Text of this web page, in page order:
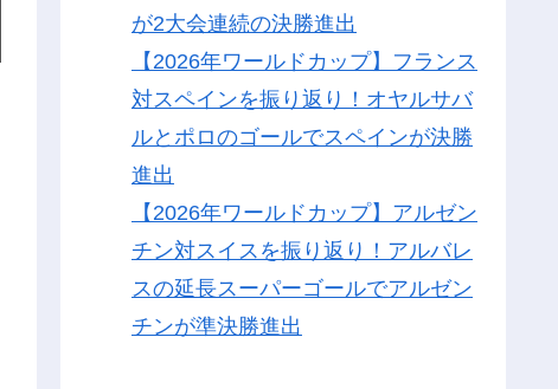
が2大会連続の決勝進出
【2026年ワールドカップ】フランス
対スペインを振り返り！オヤルサバ
ルとポロのゴールでスペインが決勝
進出
【2026年ワールドカップ】アルゼン
チン対スイスを振り返り！アルバレ
スの延長スーパーゴールでアルゼン
チンが準決勝進出